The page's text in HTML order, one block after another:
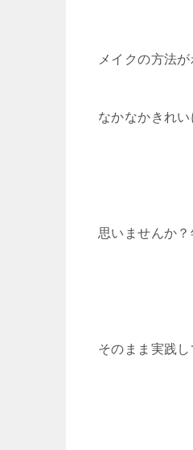
メイクの方法
なかなかきれ
思いませんか
そのまま実践